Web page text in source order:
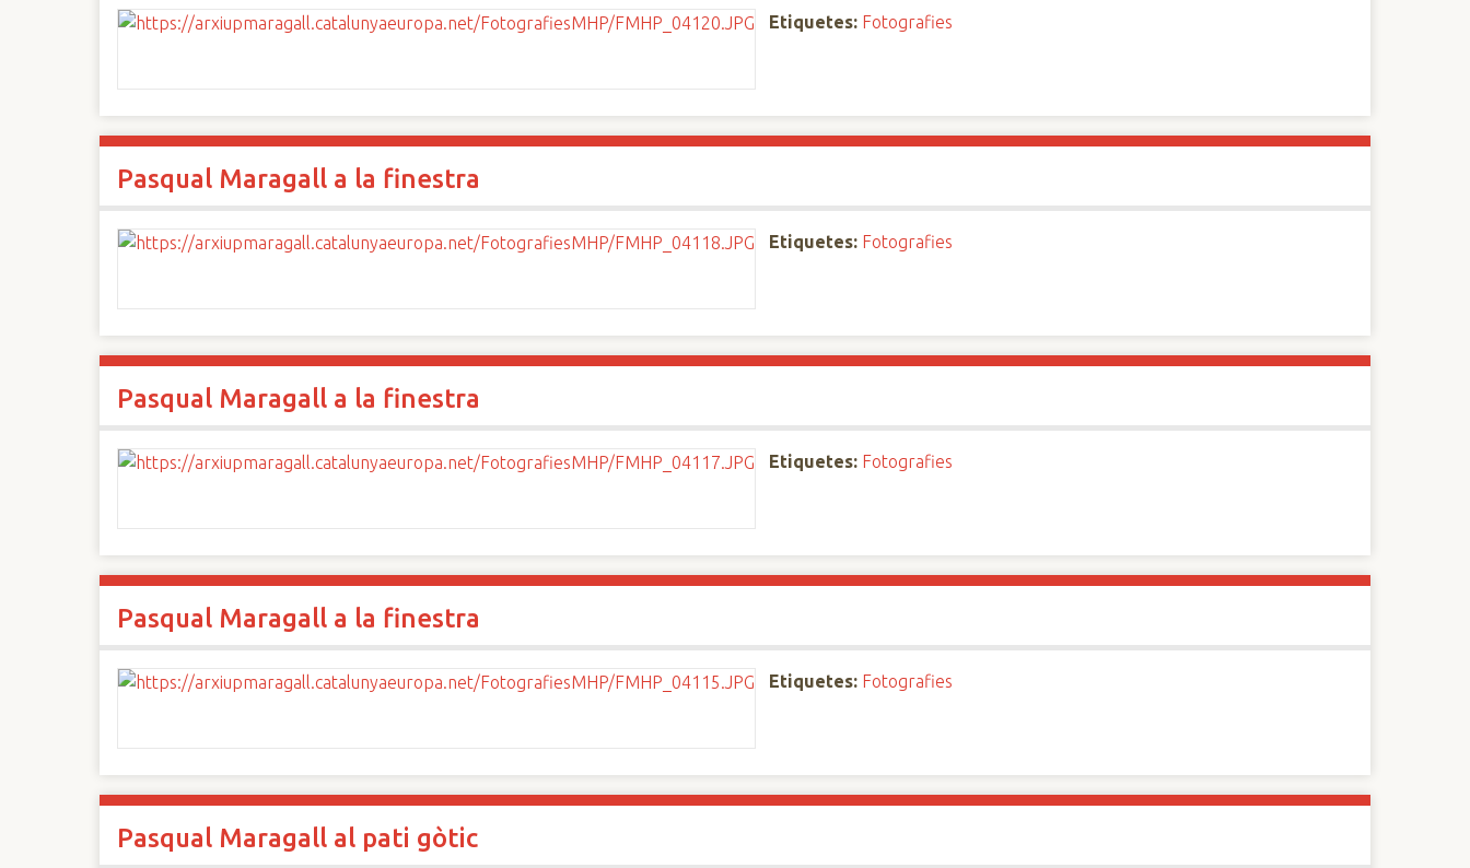
Etiquetes: Fotografies
Pasqual Maragall a la finestra
Etiquetes: Fotografies
Pasqual Maragall a la finestra
Etiquetes: Fotografies
Pasqual Maragall a la finestra
Etiquetes: Fotografies
Pasqual Maragall al pati gòtic